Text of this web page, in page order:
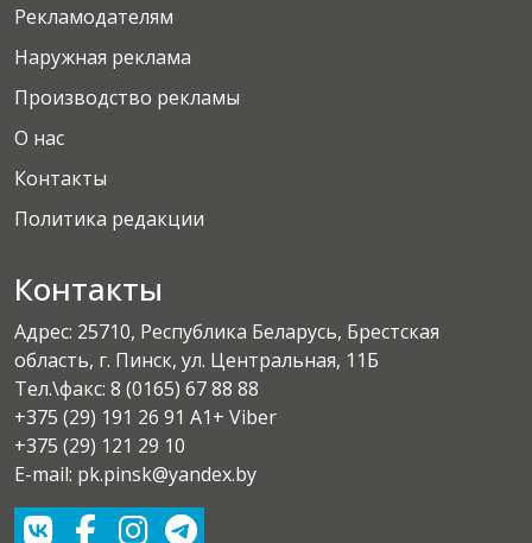
Рекламодателям
Наружная реклама
Производство рекламы
О нас
Контакты
Политика редакции
Контакты
Адрес: 25710, Республика Беларусь, Брестская
область, г. Пинск, ул. Центральная, 11Б
Тел.\факс: 8 (0165) 67 88 88
+375 (29) 191 26 91 A1+ Viber
+375 (29) 121 29 10
E-mail: pk.pinsk@yandex.by